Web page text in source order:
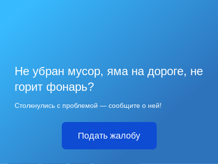
Не убран мусор, яма на дороге, не
горит фонарь?
Столкнулись с проблемой — сообщите о ней!
Подать жалобу